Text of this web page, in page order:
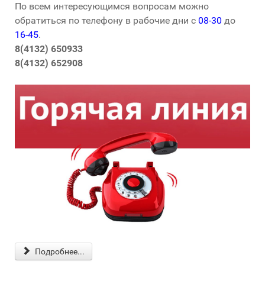
По всем интересующимся вопросам можно
обратиться по телефону в рабочие дни с 08-30 до
16-45.
8(4132) 650933
8(4132) 652908
Подробнее...